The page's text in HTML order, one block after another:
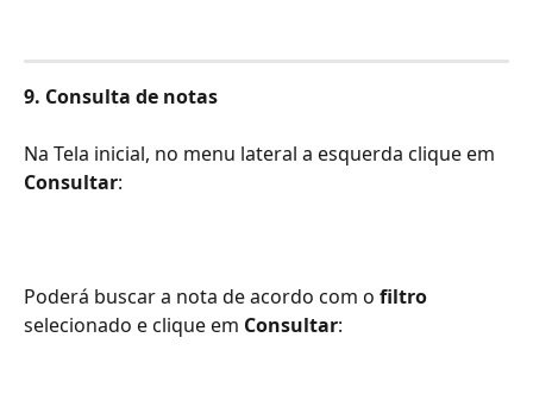
9. Consulta de notas
Na Tela inicial, no menu lateral a esquerda clique em
Consultar:
Poderá buscar a nota de acordo com o filtro
selecionado e clique em Consultar: